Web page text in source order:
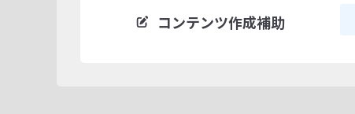
コンテンツ作成補助